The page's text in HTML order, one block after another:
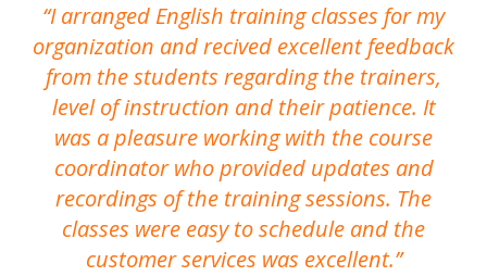
I arranged English training classes for my
organization and recived excellent feedback
from the students regarding the trainers,
level of instruction and their patience. It
was a pleasure working with the course
coordinator who provided updates and
recordings of the training sessions. The
classes were easy to schedule and the
customer services was excellent.